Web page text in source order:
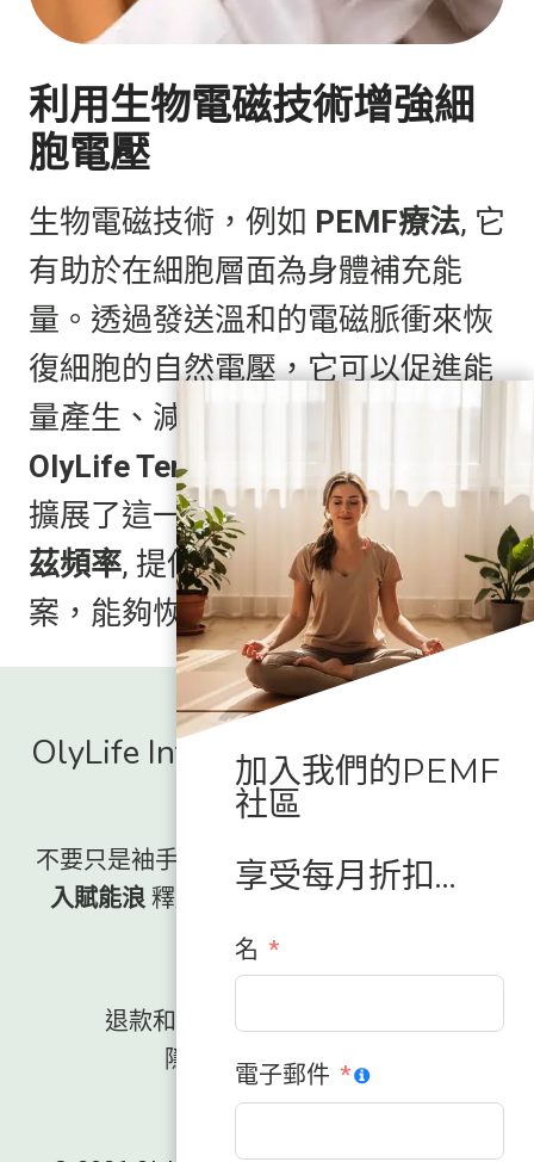
利用生物電磁技術增強細
胞電壓
生物電磁技術，例如 PEMF療法, 它
有助於在細胞層面為身體補充能
量。透過發送溫和的電磁脈衝來恢
復細胞的自然電壓，它可以促進能
量產生、減少發炎並加速癒合。
OlyLife Tera-P90
透過結合進一步
擴展了這一點脈衝電磁場 和 太赫
茲頻率, 提供了強效的協同解決方
案，能夠恢復細胞功能！
OlyLife International - 授權全球
經銷商
不要只是袖手旁觀，看著這場運動興起。,
入賦能浪釋放你身體一直以來所缺少的能
量。.
退款和退貨政策
隱私權政策
接觸
加入我們的PEMF
社區
享受每月折扣…
名
電子郵件